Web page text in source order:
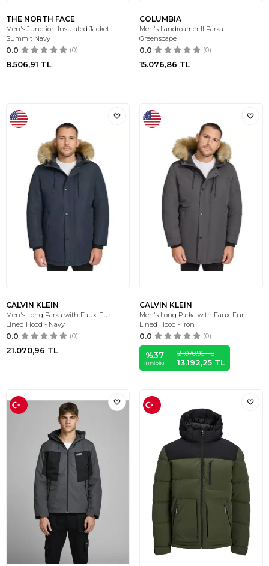
THE NORTH FACE
Men's Junction Insulated Jacket -
Summit Navy
0.0 (0)
8.506,91 TL
COLUMBIA
Men's Landroamer II Parka -
Greenscape
0.0 (0)
15.076,86 TL
CALVIN KLEIN
Men's Long Parka with Faux-Fur
Lined Hood - Navy
0.0 (0)
21.070,96 TL
CALVIN KLEIN
Men's Long Parka with Faux-Fur
Lined Hood - Iron
0.0 (0)
%37
İNDIRIM
21.070,96TL
13.192,25 TL